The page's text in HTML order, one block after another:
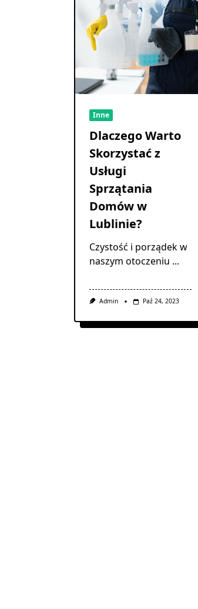
Inne
Dlaczego Warto
Skorzystać z
Usługi
Sprzątania
Domów w
Lublinie?
Czystość i porządek w
naszym otoczeniu ...
Admin Paź 24, 2023